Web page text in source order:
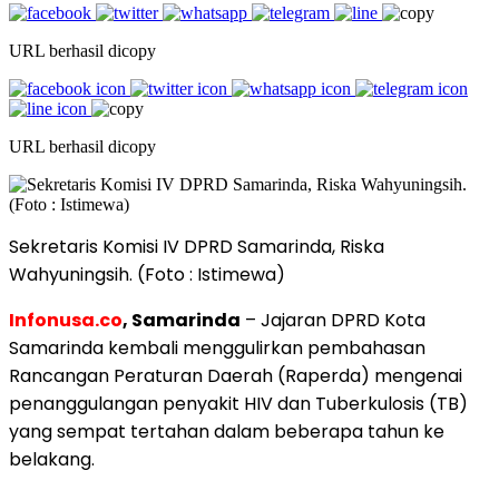
URL berhasil dicopy
URL berhasil dicopy
Sekretaris Komisi IV DPRD Samarinda, Riska
Wahyuningsih. (Foto : Istimewa)
Infonusa.co, Samarinda – Jajaran DPRD Kota
Samarinda kembali menggulirkan pembahasan
Rancangan Peraturan Daerah (Raperda) mengenai
penanggulangan penyakit HIV dan Tuberkulosis (TB)
yang sempat tertahan dalam beberapa tahun ke
belakang.